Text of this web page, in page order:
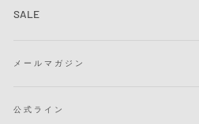
SALE
メールマガジン
公式ライン